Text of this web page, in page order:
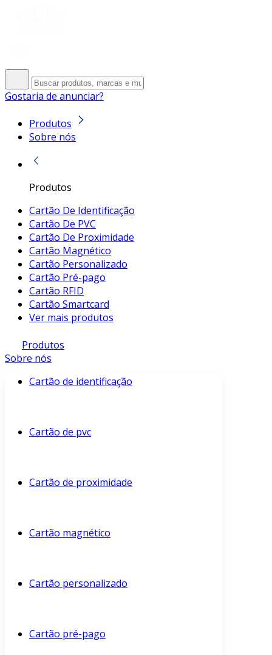
Gostaria de anunciar?
Produtos
Sobre nós
Produtos
Cartão De Identificação
Cartão De PVC
Cartão De Proximidade
Cartão Magnético
Cartão Personalizado
Cartão Pré-pago
Cartão RFID
Cartão Smartcard
Ver mais produtos
Produtos
Sobre nós
Cartão de identificação
Cartão de pvc
Cartão de proximidade
Cartão magnético
Cartão personalizado
Cartão pré-pago